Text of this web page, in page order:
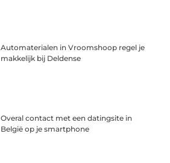
Automaterialen in Vroomshoop regel je
makkelijk bij Deldense
Overal contact met een datingsite in
België op je smartphone